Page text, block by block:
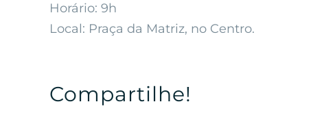
Horário: 9h
Local: Praça da Matriz, no Centro.
Compartilhe!